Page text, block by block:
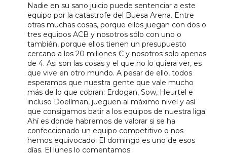
Nadie en su sano juicio puede sentenciar a este
equipo por la catastrofe del Buesa Arena. Entre
otras muchas cosas, porque ellos juegan con dos o
tres equipos ACB y nosotros sólo con uno o
también, porque ellos tienen un presupuesto
cercano a los 20 millones € y nosotros solo apenas
de 4. Asi son las cosas y el que no lo quiera ver, es
que vive en otro mundo. A pesar de ello, todos
esperamos que nuestra gente que vale mucho
más de lo que cobran: Erdogan, Sow, Heurtel e
incluso Doellman, jueguen al máximo nivel y así
que consigamos batir a los equipos de nuestra liga.
Ahí es donde habremos de valorar si se ha
confeccionado un equipo competitivo o nos
hemos equivocado. El domingo es uno de esos
días. El lunes lo comentamos.